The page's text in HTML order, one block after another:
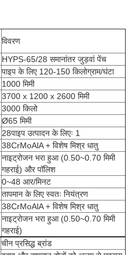
विवरण
HYPS-65/28 समानांतर जुड़वां पेंच
पाइप के लिए 120-150 किलोग्राम/घंटा
1000 मिमी
3700 x 1200 x 2600 मिमी
3000 किलो
Ø65 मिमी
28पाइप उत्पादन के लिएः 1
38CrMoAlA + विशेष मिश्र धातु
नाइट्रोजन भरा हुआ (0.50~0.70 मिमी
गहराई) और पॉलिश
0~48 आर/मिनट
तापमान के लिए स्वतः नियंत्रण
38CrMoAlA + विशेष मिश्र धातु
नाइट्रोजन भरा हुआ (0.50~0.70 मिमी
गहराई)
चीन प्रसिद्ध ब्रांड